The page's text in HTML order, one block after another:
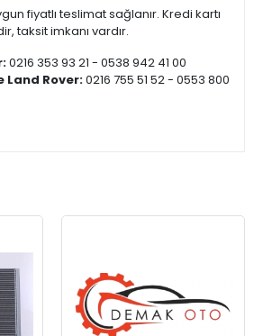
fiyatlı teslimat sağlanır. Kredi kartı
taksit imkanı vardır.
0216 353 93 21 - 0538 942 41 00
Land Rover:0216 755 51 52 - 0553 800